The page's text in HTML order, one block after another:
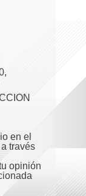
en el
través
opinión